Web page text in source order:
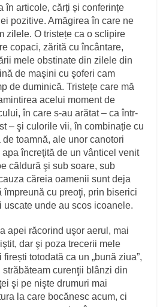
în articole, cărți și conferințe
pozitive. Amăgirea în care ne
zilele. O tristețe ca o sclipire
copaci, zărită cu încântare,
mele obstinate din zilele din
de maşini cu şoferi cam
de duminică. Tristețe care mă
acelui moment de
în care s-au arătat – ca într-
– şi culorile vii, în combinație cu
toamnă, ale unor canotori
încreţită de un vânticel venit
căldură şi sub soare, sub
căreia oamenii sunt deja
împreună cu preoţi, prin biserici
uscate unde au scos icoanele.
apei răcorind uşor aerul, mai
dar şi poza trecerii mele
totodată ca un „bună ziua”,
curenţii blânzi din
şi pe nişte drumuri mai
la care bocănesc acum, ci